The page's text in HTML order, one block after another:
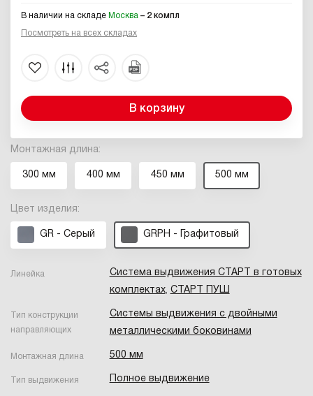
Монтажная длина:
300 мм 400 мм 450 мм 500 мм
Цвет изделия:
GR - Серый GRPH - Графитовый
Линейка
Система выдвижения СТАРТ в готовых
комплектах, СТАРТ ПУШ
Тип конструкции
направляющих
Системы выдвижения с двойными
металлическими боковинами
Монтажная длина 500 мм
Тип выдвижения Полное выдвижение
В наличии на складе Москва – 2 компл
Посмотреть на всех складах
В корзину